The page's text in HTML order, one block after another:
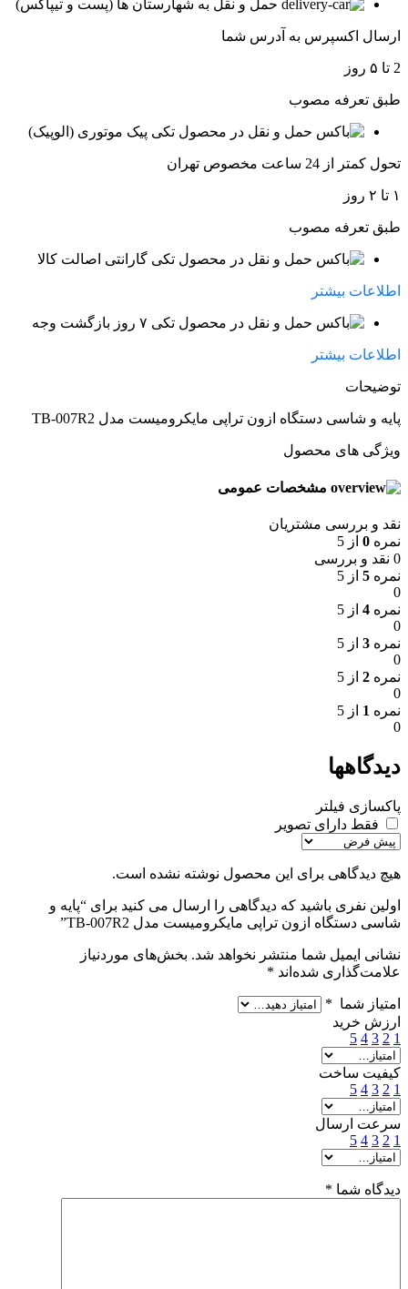
حمل و نقل به شهارستان ها (پست و تیپاکس)
ارسال اکسپرس به آدرس شما
2 تا ۵ روز
طبق تعرفه مصوب
پیک موتوری (الوپیک)
تحول کمتر از 24 ساعت مخصوص تهران
۱ تا ۲ روز
طبق تعرفه مصوب
گارانتی اصالت کالا
اطلاعات بیشتر
۷ روز بازگشت وجه
اطلاعات بیشتر
توضیحات
پایه و شاسی دستگاه ازون تراپی مایکرومیست مدل TB-007R2
ویژگی های محصول
مشخصات عمومی
نقد و بررسی مشتریان
نمره 0 از 5
0 نقد و بررسی
نمره 5 از 5
0
نمره 4 از 5
0
نمره 3 از 5
0
نمره 2 از 5
0
نمره 1 از 5
0
دیدگاهها
پاکسازی فیلتر
فقط دارای تصویر
هیچ دیدگاهی برای این محصول نوشته نشده است.
اولین نفری باشید که دیدگاهی را ارسال می کنید برای “پایه و
شاسی دستگاه ازون تراپی مایکرومیست مدل TB-007R2”
نشانی ایمیل شما منتشر نخواهد شد. بخش‌های موردنیاز
علامت‌گذاری شده‌اند *
امتیاز شما *
ارزش خرید
1
2
3
4
5
کیفیت ساخت
1
2
3
4
5
سرعت ارسال
1
2
3
4
5
دیدگاه شما *